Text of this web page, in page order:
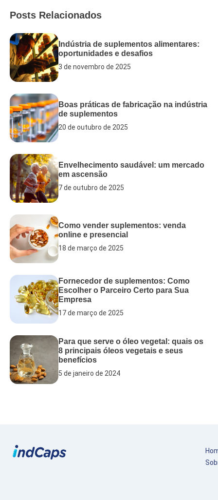
Posts Relacionados
Indústria de suplementos alimentares:
oportunidades e desafios
3 de novembro de 2025
Boas práticas de fabricação na indústria
de suplementos
20 de outubro de 2025
Envelhecimento saudável: um mercado
em ascensão
7 de outubro de 2025
Como vender suplementos: venda
online e presencial
18 de março de 2025
Fornecedor de suplementos: Como
Escolher o Parceiro Certo para Sua
Empresa
17 de março de 2025
Para que serve o óleo vegetal: quais os
8 principais óleos vegetais e seus
benefícios
5 de janeiro de 2024